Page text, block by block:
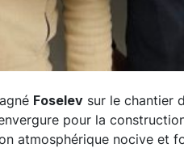
Foselev sur le chantier
pour la
atmosphérique nocive et